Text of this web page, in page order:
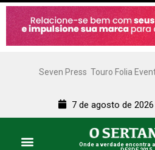
Seven Press Touro Folia
7 de agosto de 2026
Onde a verdade encontra